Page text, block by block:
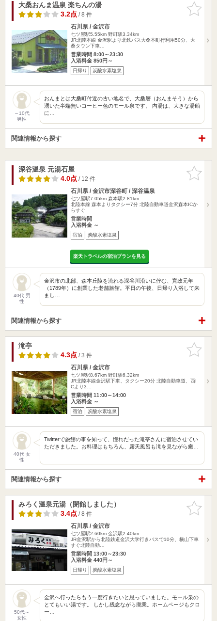
お気に入
りに追加
大桑おんま温泉 楽ちんの湯
3.2点/ 8 件
石川県 / 金沢市
七ツ屋駅5.55km 野町駅3.34km
JR北陸本線 金沢駅より北鉄バス大桑本町行利用50分、大
桑タウン下車…
営業時間 8:00～23:30
入浴料金 850円～
日帰り 炭酸水素塩泉
～10代
男性
おんまとは大桑町付近の古い地名で、大桑層（おんまそう）から
湧いた半端無いコーヒー色のモール泉です。 内湯は、大きな湯船
に…
関連情報から探す
お気に入
りに追加
深谷温泉 元湯石屋
4.0点/ 12 件
石川県 / 金沢市深谷町 / 深谷温泉
七ツ屋駅7.05km 森本駅2.81km
北陸本線 森本よりタクシー7分 北陸自動車道金沢森本ICか
らすぐ
営業時間
入浴料金 ～
宿泊 炭酸水素塩泉
楽天トラベルの宿泊プランを見る
40代 男
性
金沢市の北部、森本丘陵を流れる深谷川沿いに佇む、寛政元年
（1789年）に創業した老舗旅館。平日の午後、日帰り入浴して来
まし…
関連情報から探す
お気に入
りに追加
滝亭
4.3点/ 3 件
石川県 / 金沢市
七ツ屋駅8.67km 野町駅6.32km
JR北陸本線金沢駅下車、タクシー20分 北陸自動車道、西I
Cより3…
営業時間 11:00～14:00
入浴料金 ～
宿泊 炭酸水素塩泉
40代 女
性
Twitterで旅館の事を知って、憧れだった滝亭さんに宿泊させてい
ただきました。お料理はもちろん、露天風呂も滝を見ながら癒…
関連情報から探す
お気に入
りに追加
みろく温泉元湯（閉館しました）
3.4点/ 8 件
石川県 / 金沢市
七ツ屋駅2.60km 金沢駅2.40km
JR金沢駅から北陸鉄道金沢大学行きバスで10分、横山下車
すぐ北陸自動…
営業時間 13:00～23:30
入浴料金 440円～
日帰り 炭酸水素塩泉
50代～
女性
金沢へ行ったらもう一度行きたいと思っていました。モール泉の
とてもいい湯です。 しかし残念ながら廃業。ホームページもクロ
ー…